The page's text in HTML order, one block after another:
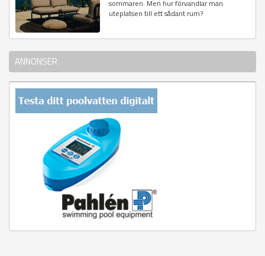
sommaren. Men hur förvandlar man
uteplatsen till ett sådant rum?
ANNONSER